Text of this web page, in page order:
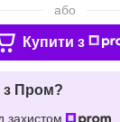
або
Купити з
з Пром?
захистом